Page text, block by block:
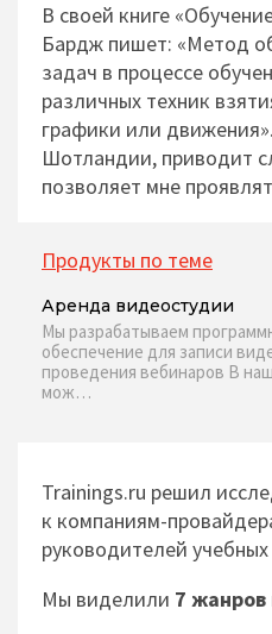
В своей книге
Бардж пишет: «Метод
задач в процессе
различных техник
графики или
Шотландии, приводит
позволяет мне
Продукты по теме
Аренда видеостудии
Мы разрабатываем
обеспечение для записи
проведения вебинаров В
мож…
Trainings.ru решил
к компаниям-
руководителей
Мы виделили 7 жанров